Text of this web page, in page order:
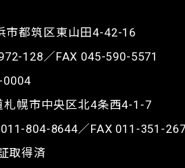
市都筑区東山田4-42-16
128／FAX 045-590-5571
0004
札幌市中央区北4条西4-1-7
011-804-8644／FAX 011-351-
取得済